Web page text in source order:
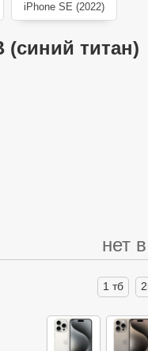
iPhone SE (2022)
(синий титан)
нет
1 тб